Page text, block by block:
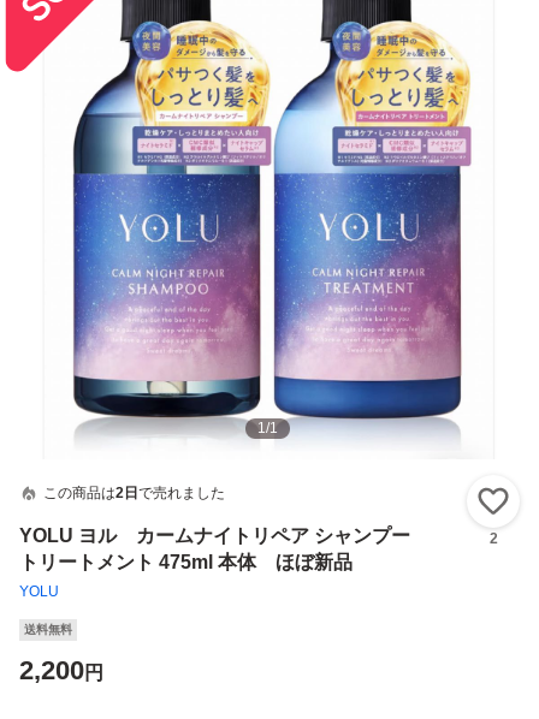
1/1
この商品は2日 で売れました
YOLU ヨル カームナイトリペア シャンプー
トリートメント 475ml 本体 ほぼ新品
YOLU
2
送料無料
2,200円